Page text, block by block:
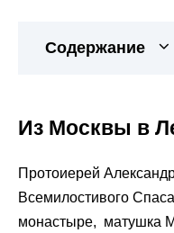
Содержание
Из Москвы в
Протоиерей
Всемилостивого
монастыре, матушка